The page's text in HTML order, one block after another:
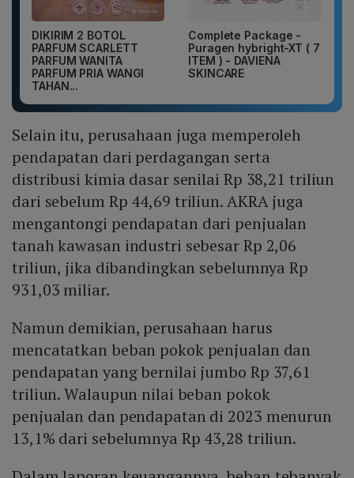
DIKIRIM 2 BOTOL
PARFUM SCARLETT
PARFUM WANITA
PARFUM PRIA WANGI
TAHAN...
Complete Package -
Puragen hybright-XT ( 7
ITEM ) - DAVIENA
SKINCARE
Selain itu, perusahaan juga memperoleh
pendapatan dari perdagangan serta
distribusi kimia dasar senilai Rp 38,21 triliun
dari sebelum Rp 44,69 triliun. AKRA juga
mengantongi pendapatan dari penjualan
tanah kawasan industri sebesar Rp 2,06
triliun, jika dibandingkan sebelumnya Rp
931,03 miliar.
Namun demikian, perusahaan harus
mencatatkan beban pokok penjualan dan
pendapatan yang bernilai jumbo Rp 37,61
triliun. Walaupun nilai beban pokok
penjualan dan pendapatan di 2023 menurun
13,1% dari sebelumnya Rp 43,28 triliun.